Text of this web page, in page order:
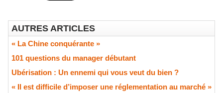
AUTRES ARTICLES
« La Chine conquérante »
​101 questions du manager débutant
Ubérisation : Un ennemi qui vous veut du bien ?
« Il est difficile d’imposer une réglementation au marché »